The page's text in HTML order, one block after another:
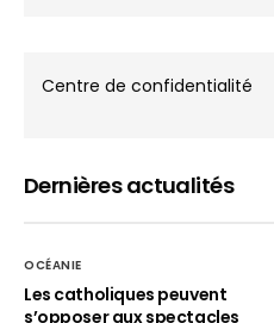
Centre de confidentialité
Dernières actualités
OCÉANIE
Les catholiques peuvent
s’opposer aux spectacles